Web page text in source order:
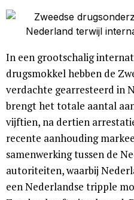
In een grootschalig
drugsmokkel hebben de
verdachte gearresteerd in
brengt het totale aantal
vijftien, na dertien
recente aanhouding
samenwerking tussen de
autoriteiten, waarbij
een Nederlandse tripple